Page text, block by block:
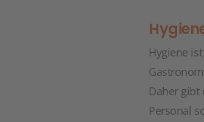
Hygiene
Daher
Personal